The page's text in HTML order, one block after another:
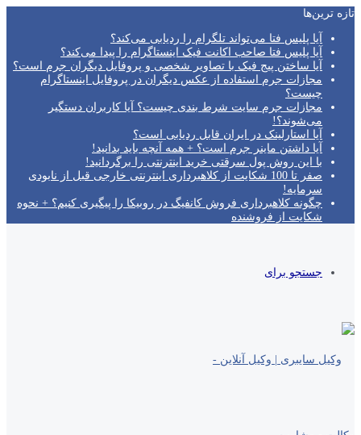
تازه‌ ترین‌ها
آیا پلیس فتا می‌تواند تلگرام را ردیابی می‌کند؟
آیا پلیس فتا صاحب اکانت فیک اینستاگرام را پیدا می‌کند؟
آیا ساختن پیج فیک با تصاویر شخصی و پروفایل دیگران جرم است؟
مجازات جرم استفاده از عکس دیگران در پروفایل اینستاگرام
چیست؟
مجازات جرم سایت شرط بندی چیست؟ آیا کاربران دستگیر
می‌شوند؟!
آیا استارلینک در ایران قابل ردیابی است؟
آیا داشتن ماینر جرم است؟ + همه آنچه باید بدانید!
با این روش پول سرقتی خرید اینترنتی را برگردانید!
صفر تا 100 شکایت از کلاهبرداری اینترنتی خارجی قبل از نابودی
سرمایه!
چگونه کلاهبرداری فروش کانفیگ در روبیکا را پیگیری کنیم؟ + نحوه
شکایت از فروشنده
جستجو برای